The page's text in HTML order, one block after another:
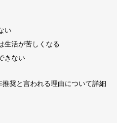
い
生活が苦しくなる
きない
奨と言われる理由について詳細